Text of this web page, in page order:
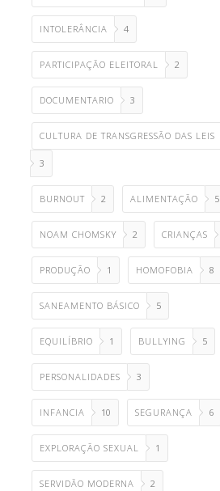
INTOLERÂNCIA 4
PARTICIPAÇÃO ELEITORAL 2
DOCUMENTARIO 3
CULTURA DE TRANSGRESSÃO DAS LEIS
3
BURNOUT 2 ALIMENTAÇÃO 5
NOAM CHOMSKY 2 CRIANÇAS
PRODUÇÃO 1 HOMOFOBIA 8
SANEAMENTO BÁSICO 5
EQUILÍBRIO 1 BULLYING 5
PERSONALIDADES 3
INFANCIA 10 SEGURANÇA 6
EXPLORAÇÃO SEXUAL 1
SERVIDÃO MODERNA 2